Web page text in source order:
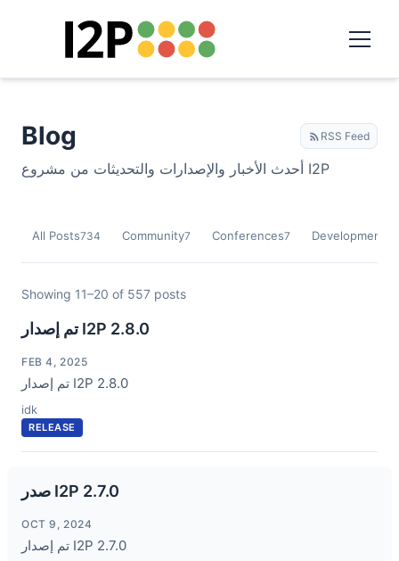
Blog RSS Feed
أحدث الأخبار والإصدارات والتحديثات من مشروع I2P
All Posts734 Community7 Conferences7 Development
Showing 11–20 of 557 posts
تم إصدار I2P 2.8.0
FEB 4, 2025
تم إصدار I2P 2.8.0
idk
RELEASE
صدر I2P 2.7.0
OCT 9, 2024
تم إصدار I2P 2.7.0